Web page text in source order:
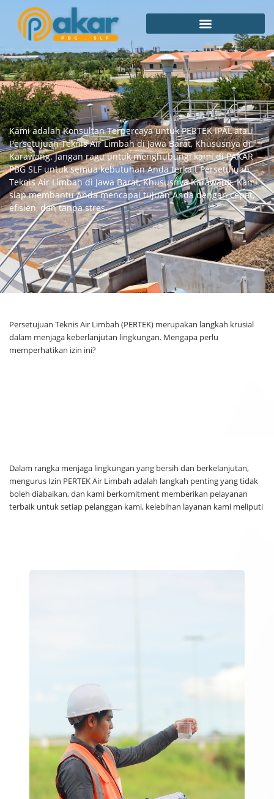
Kami adalah Konsultan Terpercaya untuk PERTEK IPAL atau
Persetujuan Teknis Air Limbah di Jawa Barat, Khususnya di
Karawang. Jangan ragu untuk menghubungi kami di PAKAR
PBG SLF untuk semua kebutuhan Anda terkait Persetujuan
Teknis Air Limbah di Jawa Barat, Khususnya Karawang. Kami
siap membantu Anda mencapai tujuan Anda dengan cepat,
efisien, dan tanpa stres.
Persetujuan Teknis Air Limbah (PERTEK) merupakan langkah krusial
dalam menjaga keberlanjutan lingkungan. Mengapa perlu
memperhatikan izin ini?
Dalam rangka menjaga lingkungan yang bersih dan berkelanjutan,
mengurus Izin PERTEK Air Limbah adalah langkah penting yang tidak
boleh diabaikan, dan kami berkomitment memberikan pelayanan
terbaik untuk setiap pelanggan kami, kelebihan layanan kami meliputi